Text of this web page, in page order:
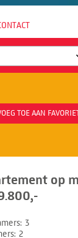
TOE AAN
op
3
2